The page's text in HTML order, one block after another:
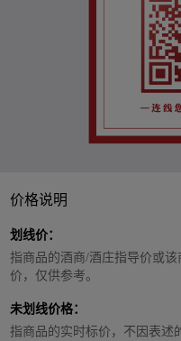
价格说明
划线价：
指商品的酒商/酒庄指导价或
价，仅供参考。
未划线价格：
指商品的实时标价，不因表述